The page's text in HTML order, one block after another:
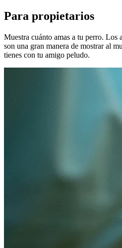
Para propietarios
Muestra cuánto amas a tu perro. Los
son una gran manera de mostrar al
tienes con tu amigo peludo.